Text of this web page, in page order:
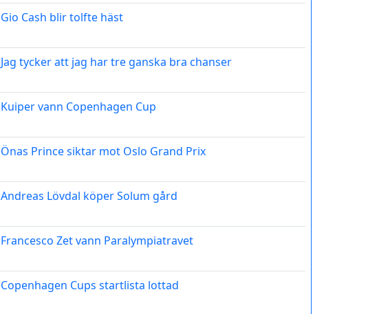
Gio Cash blir tolfte häst
Jag tycker att jag har tre ganska bra chanser
Kuiper vann Copenhagen Cup
Önas Prince siktar mot Oslo Grand Prix
Andreas Lövdal köper Solum gård
Francesco Zet vann Paralympiatravet
Copenhagen Cups startlista lottad